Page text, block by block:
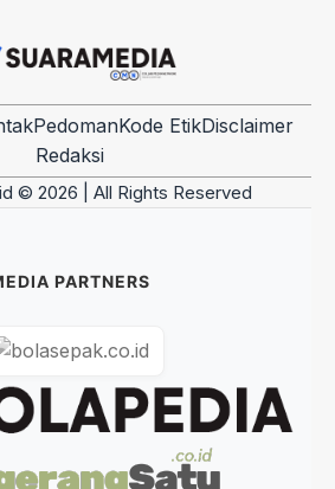
PedomanKode EtikDisclaimer
Redaksi
© 2026 | All Rights Reserved
PARTNERS